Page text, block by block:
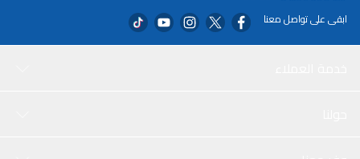
ابقى على تواصل معنا